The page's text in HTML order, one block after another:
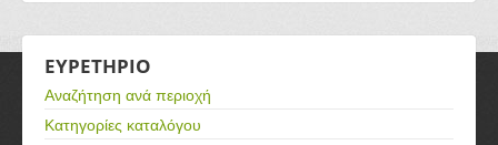
ΕΥΡΕΤΗΡΙΟ
Αναζήτηση ανά περιοχή
Κατηγορίες καταλόγου